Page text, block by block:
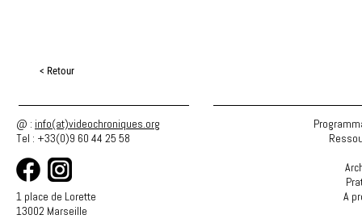
< Retour
@ : info(at)videochroniques.org
Tel : +33(0)9 60 44 25 58
1 place de Lorette
13002 Marseille
A